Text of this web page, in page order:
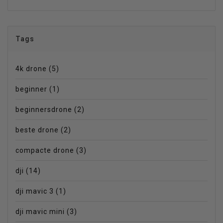
Tags
4k drone (5)
beginner (1)
beginnersdrone (2)
beste drone (2)
compacte drone (3)
dji (14)
dji mavic 3 (1)
dji mavic mini (3)